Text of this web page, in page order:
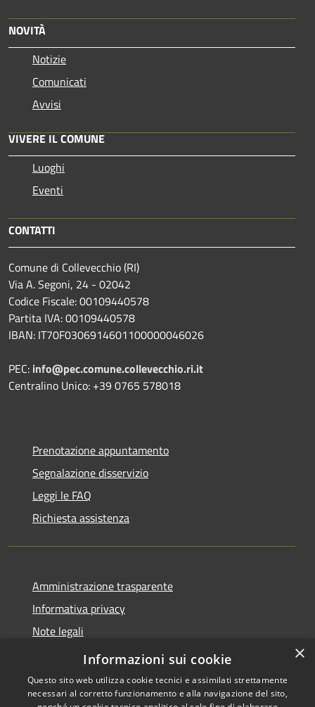
NOVITÀ
Notizie
Comunicati
Avvisi
VIVERE IL COMUNE
Luoghi
Eventi
CONTATTI
Comune di Collevecchio (RI)
Via A. Segoni, 24 - 02042
Codice Fiscale: 00109440578
Partita IVA: 00109440578
IBAN: IT70F0306914601100000046026
PEC: info@pec.comune.collevecchio.ri.it
Centralino Unico: +39 0765 578018
Prenotazione appuntamento
Segnalazione disservizio
Leggi le FAQ
Richiesta assistenza
Amministrazione trasparente
Informativa privacy
Note legali
Dichiarazione di accessibilità
×
Informazioni sui cookie
Questo sito web utilizza cookie tecnici e assimilati strettamente
necessari al corretto funzionamento e alla navigazione del sito,